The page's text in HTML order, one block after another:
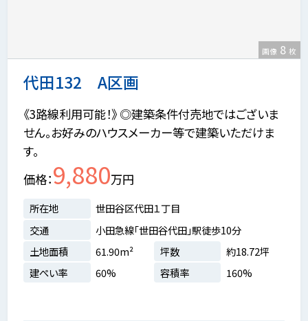
代田132 A区画
画像 8 枚
《3路線利用可能！》 ◎建築条件付売地ではございま
せん。お好みのハウスメーカー等で建築いただけま
す。
価格 9,880万円
所在地
世田谷区代田１丁目
交通
小田急線「世田谷代田」駅徒歩10分
土地面積
61.90m² 坪数
約18.72坪
建ぺい率
60% 容積率 160%